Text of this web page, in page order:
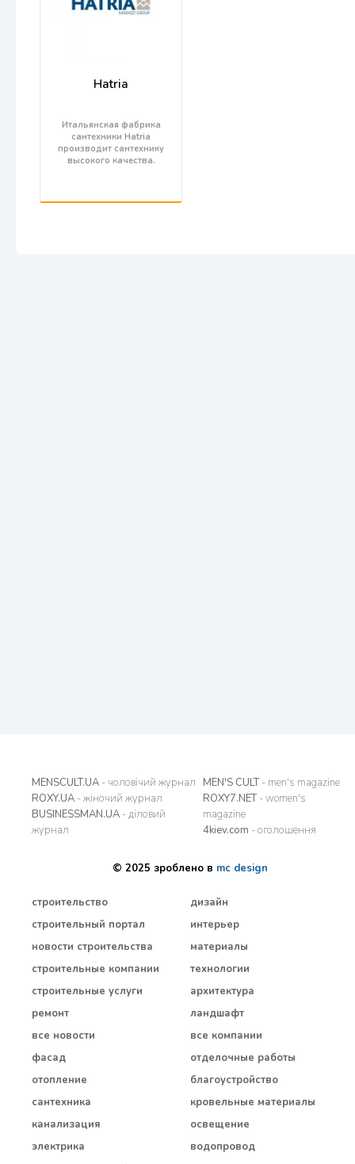
Hatria
Итальянская фабрика
сантехники Hatria
производит сантехнику
высокого качества.
MENSCULT.UA - чоловічий журнал
ROXY.UA - жіночий журнал
BUSINESSMAN.UA - діловий
журнал
MEN'S CULT- men's magazine
ROXY7.NET- women's
magazine
4kiev.com - оголошення
© 2025 зроблено в mc design
строительство
строительный портал
новости строительства
строительные компании
строительные услуги
ремонт
все новости
дизайн
интерьер
материалы
технологии
архитектура
ландшафт
все компании
фасад
отопление
сантехника
канализация
электрика
отделочные работы
благоустройство
кровельные материалы
освещение
водопровод